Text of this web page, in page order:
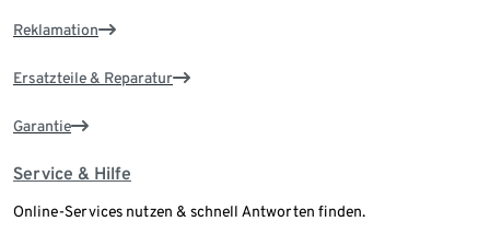
Reklamation
Ersatzteile & Reparatur
Garantie
Service & Hilfe
Online-Services nutzen & schnell Antworten finden.